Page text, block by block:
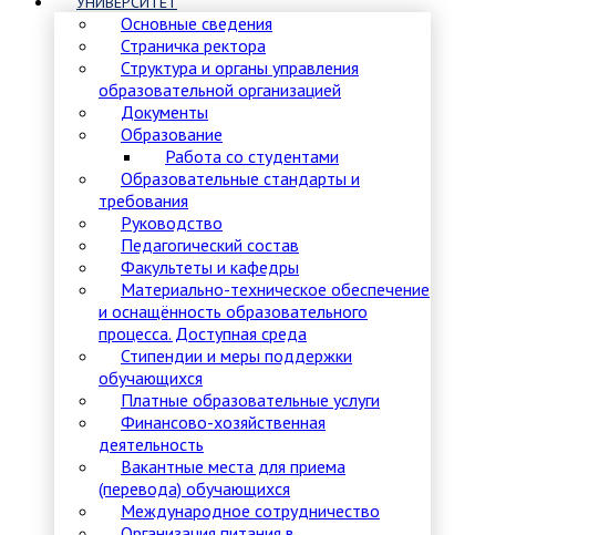
Основные сведения
Страничка ректора
Структура и органы управления
образовательной организацией
Документы
Образование
Работа со студентами
Образовательные стандарты и
требования
Руководство
Педагогический состав
Факультеты и кафедры
Материально-техническое обеспечение
и оснащённость образовательного
процесса. Доступная среда
Стипендии и меры поддержки
обучающихся
Платные образовательные услуги
Финансово-хозяйственная
деятельность
Вакантные места для приема
(перевода) обучающихся
Международное сотрудничество